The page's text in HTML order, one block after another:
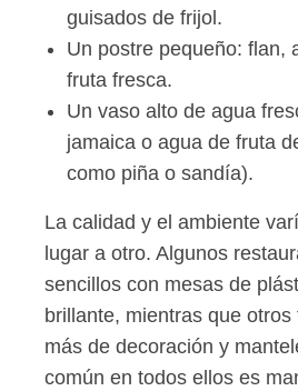
guisados de frijol.
Un postre pequeño: flan,
fruta fresca.
Un vaso alto de agua
jamaica o agua de fruta
como piña o sandía).
La calidad y el ambiente
lugar a otro. Algunos
sencillos con mesas de
brillante, mientras que
más de decoración y
común en todos ellos es